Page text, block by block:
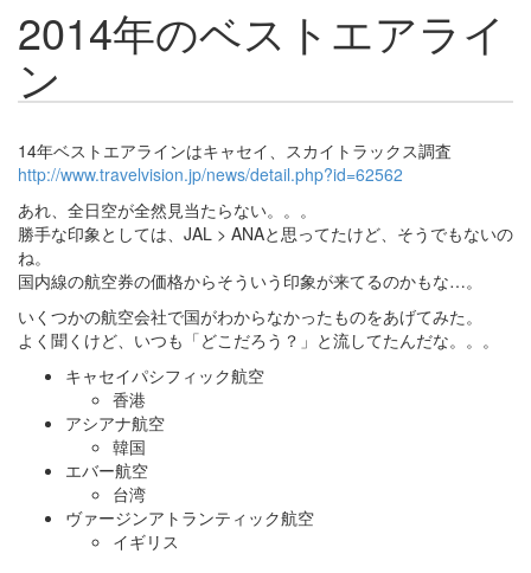
2014年のベストエアライ
ン
14年ベストエアラインはキャセイ、スカイトラックス調査
http://www.travelvision.jp/news/detail.php?id=62562
あれ、全日空が全然見当たらない。。。
勝手な印象としては、JAL > ANAと思ってたけど、そうでもないの
ね。
国内線の航空券の価格からそういう印象が来てるのかもな…。
いくつかの航空会社で国がわからなかったものをあげてみた。
よく聞くけど、いつも「どこだろう？」と流してたんだな。。。
キャセイパシフィック航空
香港
アシアナ航空
韓国
エバー航空
台湾
ヴァージンアトランティック航空
イギリス